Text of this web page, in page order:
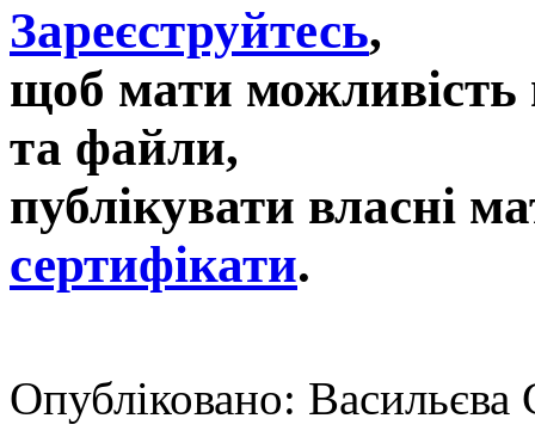
Зареєструйтесь,
щоб мати можливість
та файли,
публікувати власні
сертифікати.
Опубліковано: